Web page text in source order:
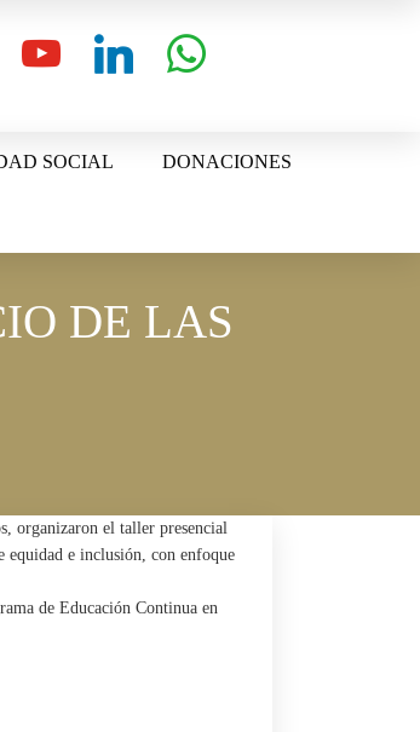
youtube linkedin whatsapp
SOCIAL DONACIONES
DE LAS
organizaron el taller presencial
equidad e inclusión, con enfoque
de Educación Continua en